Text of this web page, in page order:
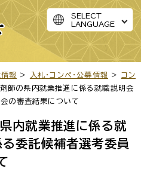
SELECT
LANGUAGE
報 > 入札・コンペ・公募情報 > コン
師の県内就業推進に係る就職説明会
の審査結果について
内就業推進に係る就
る委託候補者選考委員